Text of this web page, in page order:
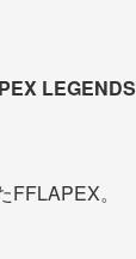
LEGENDS
。